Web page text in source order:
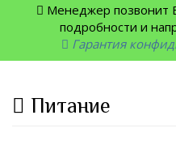
Менеджер позвонит
подробности и
Гарантия
Питание